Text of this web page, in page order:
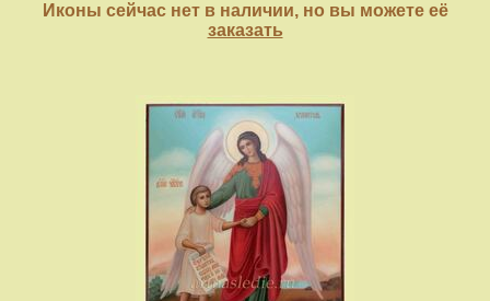
Иконы сейчас нет в наличии, но вы можете её
заказать